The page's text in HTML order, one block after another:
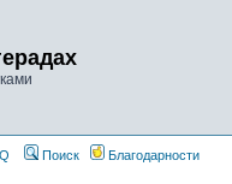
Поиск Благодарности